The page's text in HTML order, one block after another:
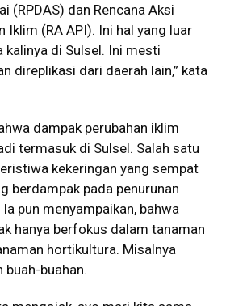
(RPDAS) dan Rencana Aksi
Iklim (RA API). Ini hal yang luar
kalinya di Sulsel. Ini mesti
direplikasi dari daerah lain,” kata
dampak perubahan iklim
termasuk di Sulsel. Salah satu
kekeringan yang sempat
berdampak pada penurunan
pun menyampaikan, bahwa
hanya berfokus dalam tanaman
hortikultura. Misalnya
buah-buahan.